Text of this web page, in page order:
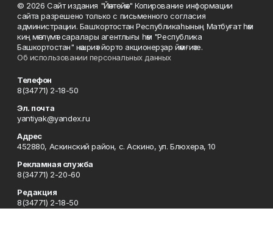
© 2026 Сайт издания "Йәнтөйәк" Копирование информации
сайта разрешено только с письменного согласия
администрации. Башҡортостан Республикаһының Матбуғат һәм
киң мәғлүмәт саралары агентлығы һәм "Республика
Башкортостан" нәшриәт йорто акционерҙар йәмғиәте.
Об использовании персональных данных
Телефон
8(34771) 2-18-50
Эл. почта
yantiyak@yandex.ru
Адрес
452880, Аскинский район, с. Аскино, ул. Блюхера, 10
Рекламная служба
8(34771) 2-20-60
Редакция
8(34771) 2-18-50